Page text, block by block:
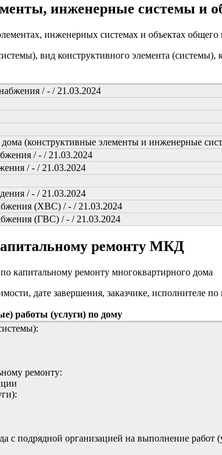
инженерные системы и
инженерных системах и объектах
вид конструктивного элемента
/ - / 21.03.2024
(конструктивные элементы и инженерные
/ - / 21.03.2024
/ - / 21.03.2024
/ - / 21.03.2024
(ХВС) / - / 21.03.2024
(ГВС) / - / 21.03.2024
ремонту МКД
капитальному ремонту многоквартирного дома
дате завершения, заказчике, исполнителе по
работы (услуги) по дому
ремонту:
с подрядной организацией на выполнение работ